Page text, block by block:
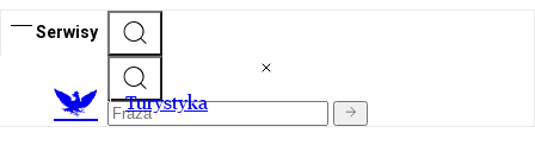
Serwisy
Turystyka